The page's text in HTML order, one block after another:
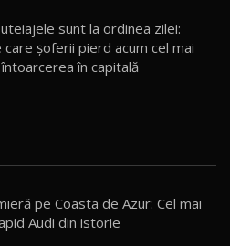
Noile modele FENDT! Cum e să
Monjaro 2025! Mai ieftin și mai
Drive AutoBlog.MD
PRIMUL TEST DRIVE ÎN ROMÂNĂ!
sunt la ordinea zilei:
șoferii pierd acum cel mai
în capitală
pe Coasta de Azur: Cel mai
Audi din istorie